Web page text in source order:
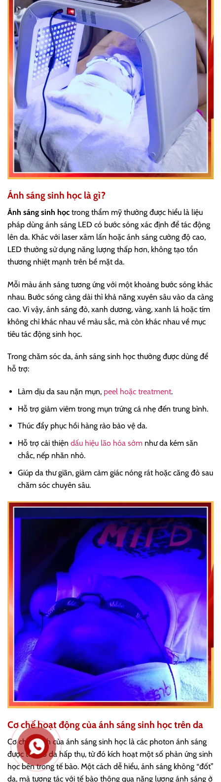
Ánh sáng sinh học là gì?
Ánh sáng sinh học trong thẩm mỹ thường được hiểu là liệu
pháp dùng ánh sáng LED có bước sóng xác định để tác động
lên da. Khác với laser xâm lấn hoặc ánh sáng cường độ cao,
LED thường sử dụng năng lượng thấp hơn, không tạo tổn
thương nhiệt mạnh trên bề mặt da.
Mỗi màu ánh sáng tương ứng với một khoảng bước sóng khác
nhau. Bước sóng càng dài thì khả năng xuyên sâu vào da càng
cao. Vì vậy, ánh sáng đỏ, xanh dương, vàng, xanh lá hoặc tím
không chỉ khác nhau về màu sắc, mà còn khác nhau về mục
tiêu tác động sinh học.
Trong chăm sóc da, ánh sáng sinh học thường được dùng để
hỗ trợ:
Làm dịu da sau nặn mụn, peel hoặc treatment.
Hỗ trợ giảm viêm trong mụn trứng cá nhẹ đến trung bình.
Thúc đẩy phục hồi hàng rào bảo vệ da.
Hỗ trợ cải thiện dấu hiệu lão hóa sớmnhư da kém săn
chắc, nếp nhăn nhỏ.
Giúp da thư giãn, giảm cảm giác nóng rát hoặc căng đỏ sau
chăm sóc chuyên sâu.
Cơ chế hoạt động của ánh sáng sinh học trên da
Cơ chế chính của ánh sáng sinh học là các photon ánh sáng
được tế bào da hấp thụ, từ đó kích hoạt một số phản ứng sinh
học bên trong tế bào. Một cách dễ hiểu, ánh sáng không “đốt”
da, mà tương tác với tế bào thông qua năng lượng ánh sáng ở